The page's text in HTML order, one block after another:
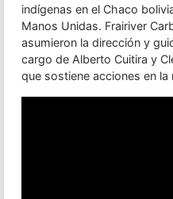
indígenas en el Chaco
Manos Unidas. Frairiver
asumieron la dirección y
cargo de Alberto Cuitira y
que sostiene acciones en la